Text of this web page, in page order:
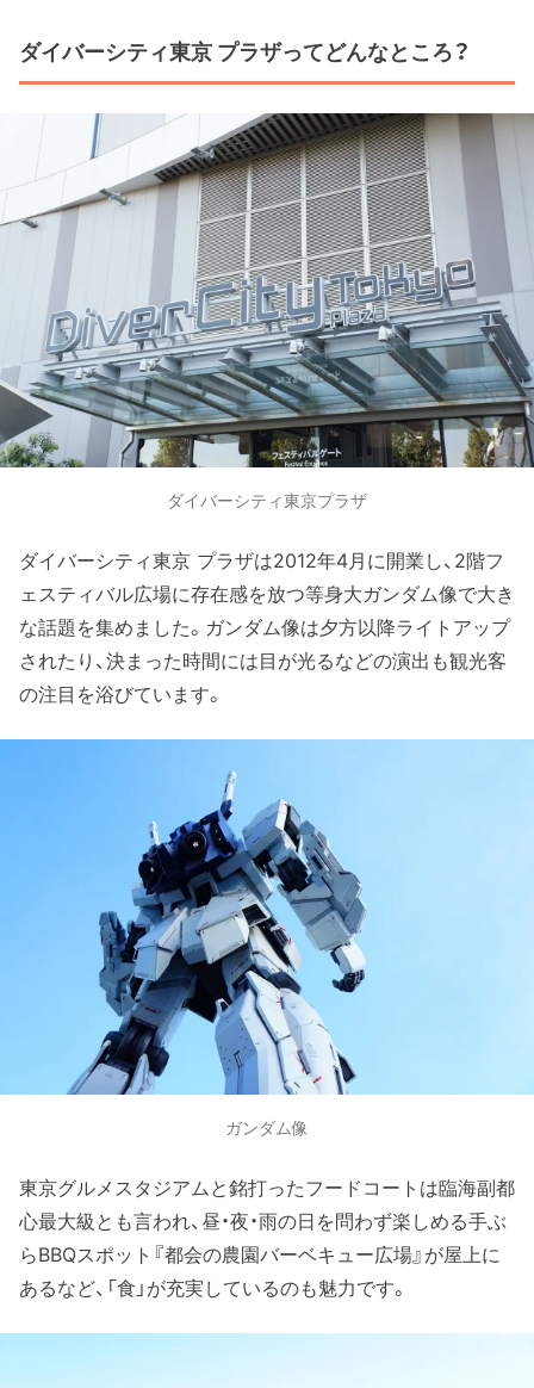
ダイバーシティ東京 プラザってどんなところ？
ダイバーシティ東京プラザ
ダイバーシティ東京 プラザは2012年4月に開業し、2階フ
ェスティバル広場に存在感を放つ等身大ガンダム像で大き
な話題を集めました。ガンダム像は夕方以降ライトアップ
されたり、決まった時間には目が光るなどの演出も観光客
の注目を浴びています。
ガンダム像
東京グルメスタジアムと銘打ったフードコートは臨海副都
心最大級とも言われ、昼・夜・雨の日を問わず楽しめる手ぶ
らBBQスポット『都会の農園バーベキュー広場』が屋上に
あるなど、「食」が充実しているのも魅力です。